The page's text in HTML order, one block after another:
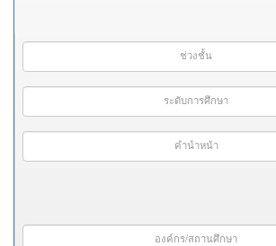
ช่วงชั้น
ระดับการศึกษา
คำนำหน้า
องค์กร/สถานศึกษา